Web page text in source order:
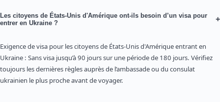
Les citoyens de États-Unis d'Amérique ont-ils besoin d’un visa pour
entrer en Ukraine ?
+
Exigence de visa pour les citoyens de États-Unis d'Amérique entrant en
Ukraine : Sans visa jusqu’à 90 jours sur une période de 180 jours. Vérifiez
toujours les dernières règles auprès de l’ambassade ou du consulat
ukrainien le plus proche avant de voyager.